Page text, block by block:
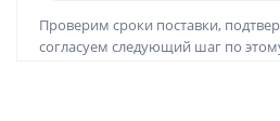
Проверим сроки поставки,
согласуем следующий шаг по